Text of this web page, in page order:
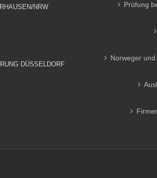
NRW
DÜSSELDORF
Prüfung
Norweger